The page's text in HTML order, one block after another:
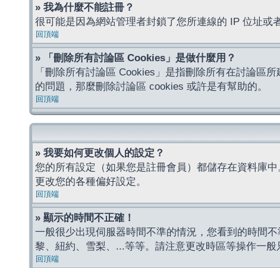
» 我為什麼不能註冊？
很可能是因為網站管理者封鎖了您所連線的 IP 位址或
回頂端
» 「刪除所有討論區 Cookies」是做什麼用？
「刪除所有討論區 Cookies」是指刪除所有在討論區
的問題，那麼刪除討論區 cookies 或許是有幫助的。
回頂端
» 我要如何更改個人的設定？
您的所有設定（如果您是註冊會員）都儲存在資料庫
更改您的各種偏好設定。
回頂端
» 顯示的時間不正確！
一般很少出現伺服器時間不準的情況，您看到的時間
黎、紐約、雪梨、...等等。請注意更改時區等操作一
回頂端